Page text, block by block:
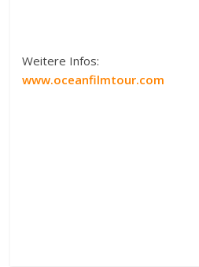
Weitere Infos:
www.oceanfilmtour.com